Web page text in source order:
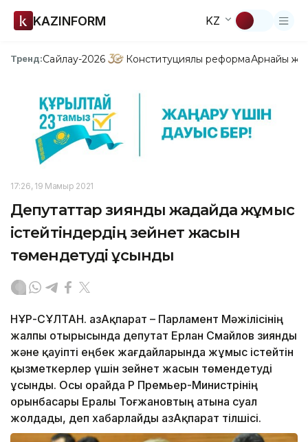
KAZINFORM KZ
Тренд:Сайлау-2026 Конституциялық реформаАрнайы
17:26, 19 Мамыр 2021
Депутаттар зиянды жағдайда жұмыс
істейтіндердің зейнет жасын
төмендетуді ұсынды
НҰР-СҰЛТАН. ҚазАқпарат – Парламент Мәжілісінің
жалпы отырысында депутат Ерлан Смайлов зиянды
және қауіпті еңбек жағдайларында жұмыс істейтін
қызметкерлер үшін зейнет жасын төмендетуді
ұсынды. Осы орайда ҚР Премьер-Министрінің
орынбасары Ералы Тоғжановтың атына суал
жолдады, деп хабарлайды ҚазАқпарат тілшісі.